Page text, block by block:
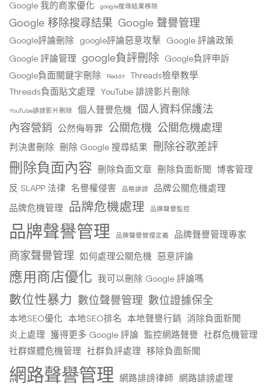
Google 我的商家優化
google搜尋結果移除
Google 移除搜尋結果 Google 聲譽管理
Google評論刪除 google評論惡意攻擊 Google 評論政策
Google 評論管理 google負評刪除 Google負評申訴
Google負面關鍵字刪除
Reddit
Threads檢舉教學
Threads負面貼文處理 YouTube 誹謗影片刪除
YouTube誹謗影片刪除 個人聲譽危機 個人資料保護法
內容營銷 公然侮辱罪 公關危機 公關危機處理
判決書刪除 刪除 Google 搜尋結果 刪除谷歌差評
刪除負面內容 刪除負面文章 刪除負面新聞 博客管理
反 SLAPP 法律 名譽權侵害 品格誹謗
品牌公關危機處理
品牌危機管理 品牌危機處理 品牌聲譽監控
品牌聲譽管理 品牌聲譽管理定義 品牌聲譽管理專家
商家聲譽管理 如何處理公關危機 惡意評論
應用商店優化 我可以刪除 Google 評論嗎
數位性暴力 數位聲譽管理 數位證據保全
本地SEO優化 本地SEO排名 本地聲譽行銷 消除負面新聞
炎上處理 獲得更多 Google 評論 監控網路聲譽 社群危機管理
社群媒體危機管理 社群負評處理 移除負面新聞
網路聲譽管理 網路誹謗律師 網路誹謗處理